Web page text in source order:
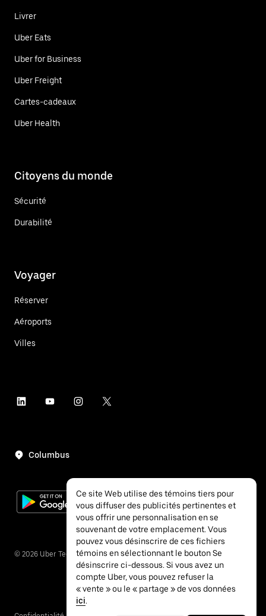
Livrer
Uber Eats
Uber for Business
Uber Freight
Cartes-cadeaux
Uber Health
Citoyens du monde
Sécurité
Durabilité
Voyager
Réserver
Aéroports
Villes
Columbus
© 2026 Uber Technologies inc.
Ce site Web utilise des témoins tiers pour
vous diffuser des publicités pertinentes et
vous offrir une personnalisation en se
souvenant de votre emplacement. Vous
pouvez vous désinscrire de ces fichiers
témoins en sélectionnant le bouton Se
désinscrire ci-dessous. Si vous avez un
compte Uber, vous pouvez refuser la
« vente » ou le « partage » de vos données
ici.